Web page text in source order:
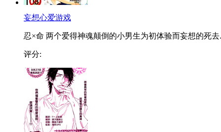
妄想心爱游戏
忍×命 两个爱得神魂颠倒的小男生为初体验而妄想的死去
评分: